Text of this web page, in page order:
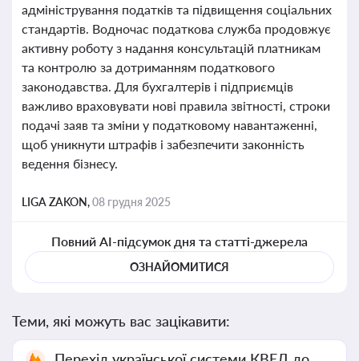
адміністрування податків та підвищення соціальних
стандартів. Водночас податкова служба продовжує
активну роботу з надання консультацій платникам
та контролю за дотриманням податкового
законодавства. Для бухгалтерів і підприємців
важливо враховувати нові правила звітності, строки
подачі заяв та зміни у податковому навантаженні,
щоб уникнути штрафів і забезпечити законність
ведення бізнесу.
LIGA ZAKON,08 грудня 2025
Повний AI-підсумок дня та статті-джерела
ОЗНАЙОМИТИСЯ
Теми, які можуть вас зацікавити: